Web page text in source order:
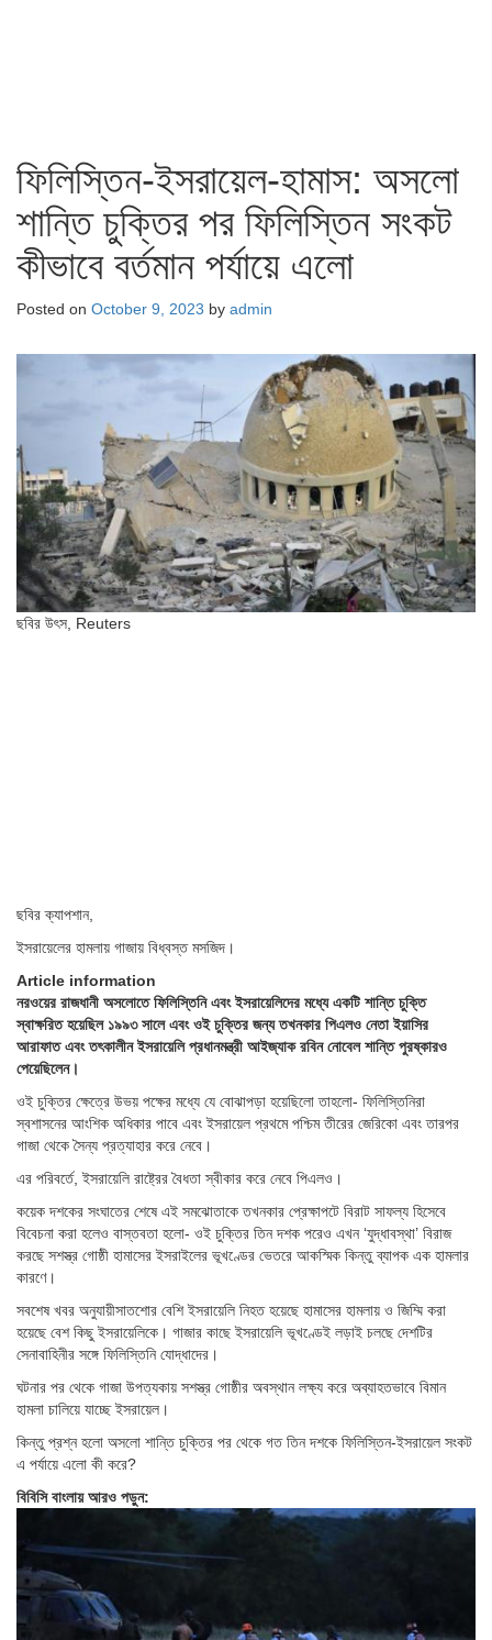
ফিলিস্তিন-ইসরায়েল-হামাস: অসলো
শান্তি চুক্তির পর ফিলিস্তিন সংকট
কীভাবে বর্তমান পর্যায়ে এলো
Posted on October 9, 2023 by admin
ছবির উৎস, Reuters
ছবির ক্যাপশান,
ইসরায়েলের হামলায় গাজায় বিধ্বস্ত মসজিদ।
Article information
নরওয়ের রাজধানী অসলোতে ফিলিস্তিনি এবং ইসরায়েলিদের মধ্যে একটি শান্তি চুক্তি
স্বাক্ষরিত হয়েছিল ১৯৯৩ সালে এবং ওই চুক্তির জন্য তখনকার পিএলও নেতা ইয়াসির
আরাফাত এবং তৎকালীন ইসরায়েলি প্রধানমন্ত্রী আইজ্যাক রবিন নোবেল শান্তি পুরষ্কারও
পেয়েছিলেন।
ওই চুক্তির ক্ষেত্রে উভয় পক্ষের মধ্যে যে বোঝাপড়া হয়েছিলো তাহলো- ফিলিস্তিনিরা
স্বশাসনের আংশিক অধিকার পাবে এবং ইসরায়েল প্রথমে পশ্চিম তীরের জেরিকো এবং তারপর
গাজা থেকে সৈন্য প্রত্যাহার করে নেবে।
এর পরিবর্তে, ইসরায়েলি রাষ্ট্রের বৈধতা স্বীকার করে নেবে পিএলও।
কয়েক দশকের সংঘাতের শেষে এই সমঝোতাকে তখনকার প্রেক্ষাপটে বিরাট সাফল্য হিসেবে
বিবেচনা করা হলেও বাস্তবতা হলো- ওই চুক্তির তিন দশক পরেও এখন ‘যুদ্ধাবস্থা’ বিরাজ
করছে সশস্ত্র গোষ্ঠী হামাসের ইসরাইলের ভূখণ্ডের ভেতরে আকস্মিক কিন্তু ব্যাপক এক হামলার
কারণে।
সবশেষ খবর অনুযায়ীসাতশোর বেশি ইসরায়েলি নিহত হয়েছে হামাসের হামলায় ও জিম্মি করা
হয়েছে বেশ কিছু ইসরায়েলিকে। গাজার কাছে ইসরায়েলি ভূখণ্ডেই লড়াই চলছে দেশটির
সেনাবাহিনীর সঙ্গে ফিলিস্তিনি যোদ্ধাদের।
ঘটনার পর থেকে গাজা উপত্যকায় সশস্ত্র গোষ্ঠীর অবস্থান লক্ষ্য করে অব্যাহতভাবে বিমান
হামলা চালিয়ে যাচ্ছে ইসরায়েল।
কিন্তু প্রশ্ন হলো অসলো শান্তি চুক্তির পর থেকে গত তিন দশকে ফিলিস্তিন-ইসরায়েল সংকট
এ পর্যায়ে এলো কী করে?
বিবিসি বাংলায় আরও পড়ুন: